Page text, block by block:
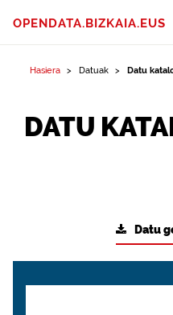
OPENDATA.BIZKAIA.EUS
Hasiera Datuak Datu
DATU
Datu